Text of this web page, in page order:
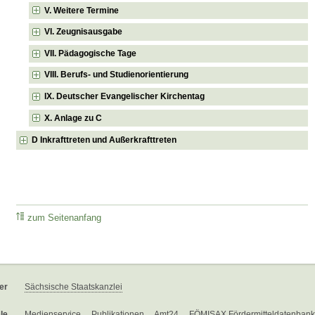
V. Weitere Termine
VI. Zeugnisausgabe
VII. Pädagogische Tage
VIII. Berufs- und Studienorientierung
IX. Deutscher Evangelischer Kirchentag
X. Anlage zu C
D Inkrafttreten und Außerkrafttreten
zum Seitenanfang
Sächsische Staatskanzlei